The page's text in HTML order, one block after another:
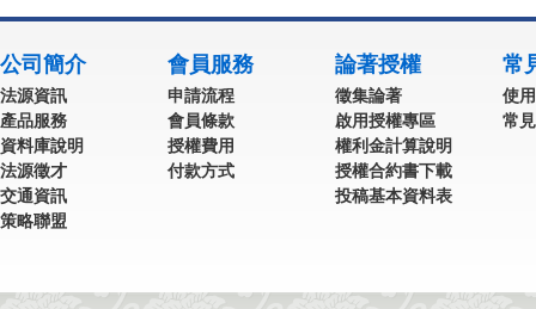
公司簡介
法源資訊
產品服務
資料庫說明
法源徵才
交通資訊
策略聯盟
會員服務
申請流程
會員條款
授權費用
付款方式
論著授權
徵集論著
啟用授權專區
權利金計算說明
授權合約書下載
投稿基本資料表
常
使
常